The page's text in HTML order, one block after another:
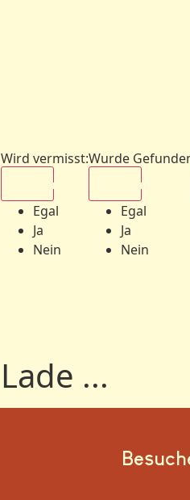
Wird vermisst:
Egal
Ja
Nein
Wurde
Egal
Ja
Nein
Lade ...